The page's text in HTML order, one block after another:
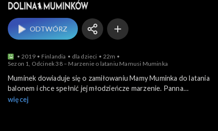
ODTWÓRZ
2019 Finlandia dla dzieci
22m
Sezon 1, Odcinek 38 – Marzenie o lataniu Mamusi Muminka
Muminek dowiaduje się o zamiłowaniu Mamy Muminka do latania
balonem i chce spełnić jej młodzieńcze marzenie. Panna
Migotka i Ryjek wyruszają na wyprawę, ale ich plan natrafia na
więcej